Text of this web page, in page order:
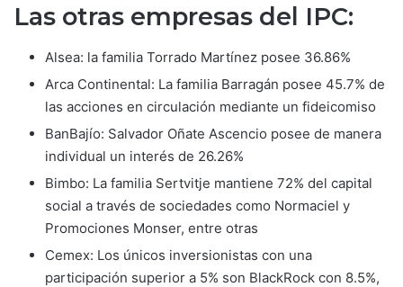
Las otras empresas del IPC:
Alsea: la familia Torrado Martínez posee 36.86%
Arca Continental: La familia Barragán posee 45.7% de
las acciones en circulación mediante un fideicomiso
BanBajío: Salvador Oñate Ascencio posee de manera
individual un interés de 26.26%
Bimbo: La familia Sertvitje mantiene 72% del capital
social a través de sociedades como Normaciel y
Promociones Monser, entre otras
Cemex: Los únicos inversionistas con una
participación superior a 5% son BlackRock con 8.5%,